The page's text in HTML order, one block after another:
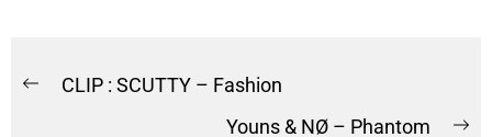
CLIP : SCUTTY – Fashion
Youns & NØ – Phantom